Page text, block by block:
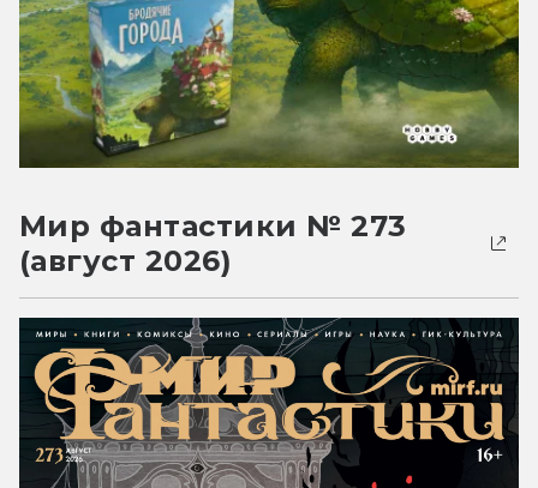
Мир фантастики № 273
(август 2026)